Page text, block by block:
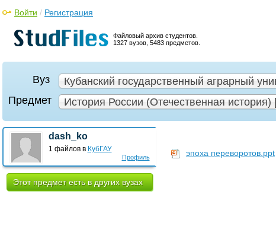
Файловый архив студентов.
1327 вузов, 5483 предметов.
Войти / Регистрация
Вуз
Кубанский государственный аграрный
Предмет
История России (Отечественная история)
Профиль
dash_ko
1 файлов в КубГАУ
Этот предмет есть в других вузах
эпоха переворотов.ppt